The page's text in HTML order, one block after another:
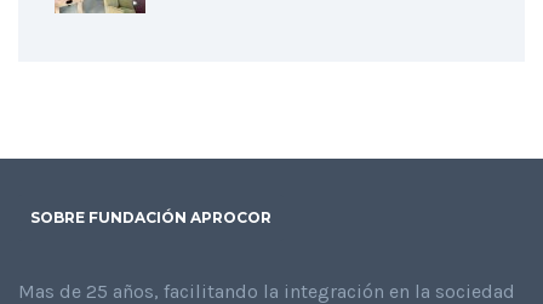
SOBRE FUNDACIÓN APROCOR
Mas de 25 años, facilitando la integración en la sociedad